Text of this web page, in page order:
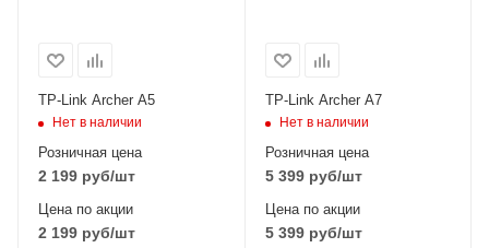
TP-Link Archer A5
Нет в наличии
Розничная цена
2 199 руб/шт
Цена по акции
2 199 руб/шт
TP-Link Archer A7
Нет в наличии
Розничная цена
5 399руб/шт
Цена по акции
5 399руб/шт